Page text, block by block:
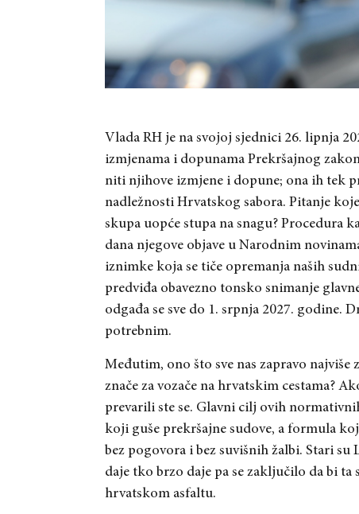
Vlada RH je na svojoj sjednici 26. lipnja
izmjenama i dopunama Prekršajnog
niti njihove izmjene i dopune; ona ih tek
nadležnosti Hrvatskog sabora. Pitanje
skupa uopće stupa na snagu? Procedura
dana njegove objave u Narodnim
iznimke koja se tiče opremanja naših
predviđa obavezno tonsko snimanje
odgađa se sve do 1. srpnja 2027. godine.
potrebnim.
Međutim, ono što sve nas zapravo
znače za vozače na hrvatskim cestama?
prevarili ste se. Glavni cilj ovih
koji guše prekršajne sudove, a formula
bez pogovora i bez suvišnih žalbi. Stari
daje tko brzo daje pa se zaključilo da bi
hrvatskom asfaltu.